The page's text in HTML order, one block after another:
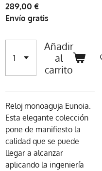
289,00 €
Envío gratis
Añadir
al
carrito
Reloj monoaguja Eunoia.
Esta elegante colección
pone de manifiesto la
calidad que se puede
llegar a alcanzar
aplicando la ingeniería